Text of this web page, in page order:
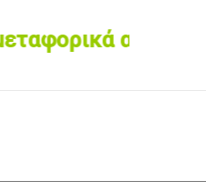
από 60€ •